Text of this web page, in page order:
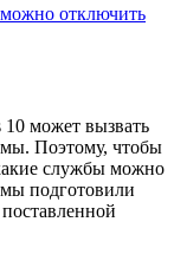
отключить
может вызвать
Поэтому, чтобы
службы можно
подготовили